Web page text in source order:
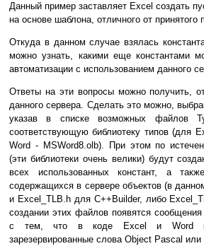
Данный пример заставляет Excel создать
на основе шаблона, отличного от
Откуда в данном случае взялась
можно узнать, какими еще константами
автоматизации с использованием данного
Ответы на эти вопросы можно получить,
данного сервера. Сделать это можно,
указав в списке возможных файлов
соответствующую библиотеку типов (для
Word - MSWord8.olb). При этом по
(эти библиотеки очень велики) будут
всех использованных констант, а
содержащихся в сервере объектов (в
и Excel_TLB.h для С++Builder, либо
создании этих файлов появятся
с тем, что в коде Excel и Word
зарезервированные слова Object Pascal